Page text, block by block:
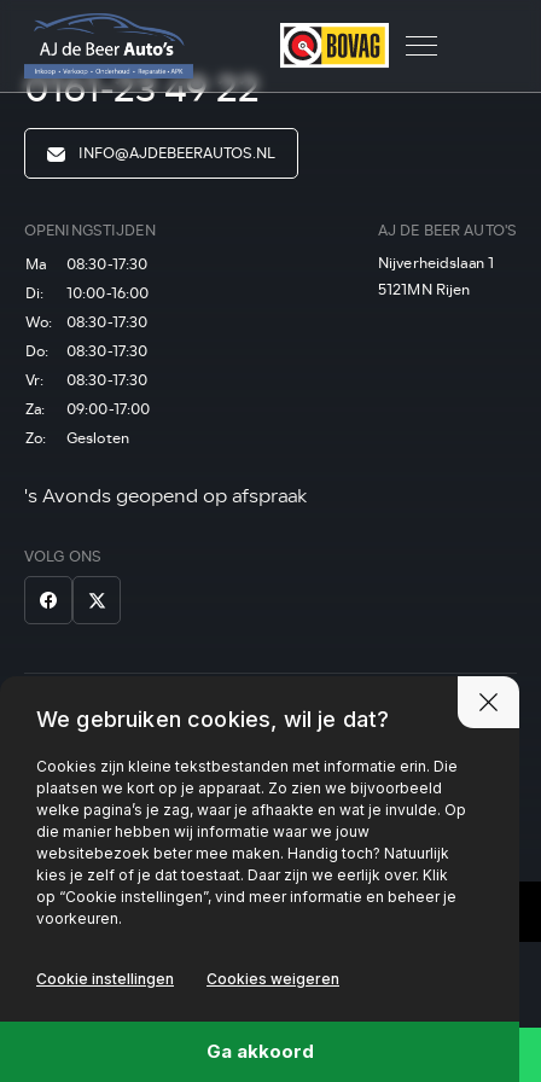
0161-23 49 22
INFO@AJDEBEERAUTOS.NL
OPENINGSTIJDEN
Ma
08:30-17:30
Di:
10:00-16:00
Wo:
08:30-17:30
Do:
08:30-17:30
Vr:
08:30-17:30
Za:
09:00-17:00
Zo:
Gesloten
's Avonds geopend op afspraak
AJ DE BEER AUTO'S
Nijverheidslaan 1
5121MN Rijen
VOLG ONS
Privacy policy
We gebruiken cookies, wil je dat?
Cookies zijn kleine tekstbestanden met informatie erin. Die
plaatsen we kort op je apparaat. Zo zien we bijvoorbeeld
welke pagina’s je zag, waar je afhaakte en wat je invulde. Op
die manier hebben wij informatie waar we jouw
websitebezoek beter mee maken. Handig toch? Natuurlijk
kies je zelf of je dat toestaat. Daar zijn we eerlijk over. Klik
op “Cookie instellingen”, vind meer informatie en beheer je
voorkeuren.
Cookie instellingen Cookies weigeren
Ga akkoord